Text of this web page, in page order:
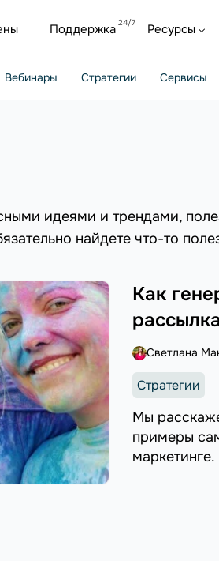
Поддержка Ресурсы
Вебинары Стратегии Сервисы
идеями и трендами,
найдете что-то
Как
Светлана
Стратегии
Мы
примеры
маркетинге.